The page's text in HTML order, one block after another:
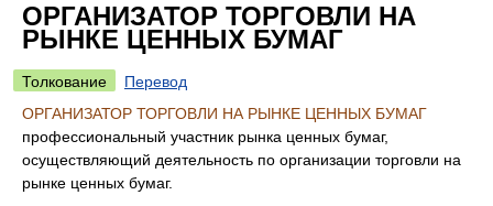
ОРГАНИЗАТОР ТОРГОВЛИ НА
РЫНКЕ ЦЕННЫХ БУМАГ
Толкование
Перевод
ОРГАНИЗАТОР ТОРГОВЛИ НА РЫНКЕ ЦЕННЫХ БУМАГ
профессиональный участник рынка ценных бумаг,
осуществляющий деятельность по организации торговли на
рынке ценных бумаг.